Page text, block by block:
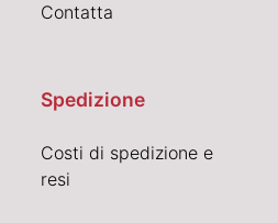
Contatta
Spedizione
Costi di spedizione e
resi